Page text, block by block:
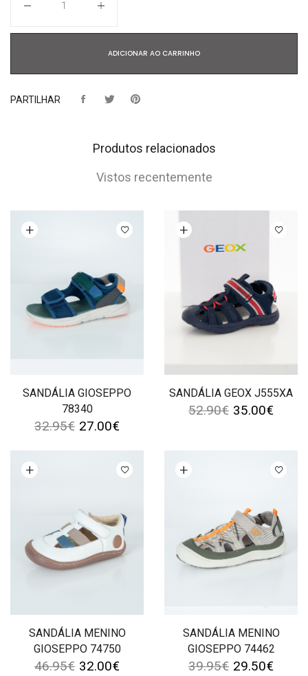
ADICIONAR AO CARRINHO
PARTILHAR
Produtos relacionados
Vistos recentemente
SANDÁLIA GIOSEPPO
78340
opções
32.95€ 27.00€
SANDÁLIA GEOX J555XA
Ver opções
52.90€ 35.00€
SANDÁLIA MENINO
GIOSEPPO 74750
opções
46.95€ 32.00€
SANDÁLIA MENINO
GIOSEPPO 74462
Ver opções
39.95€ 29.50€